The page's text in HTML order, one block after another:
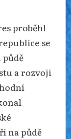
proběhl
se
půdě
a rozvoji
na půdě